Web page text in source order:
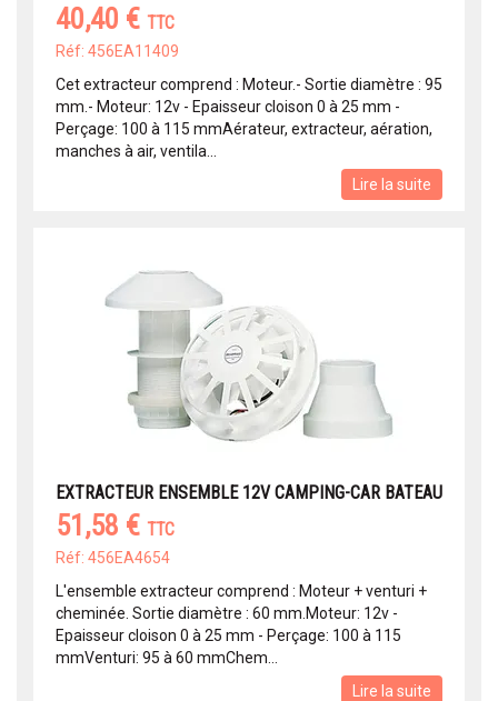
40,40 € TTC
Réf: 456EA11409
Cet extracteur comprend : Moteur.- Sortie diamètre : 95
mm.- Moteur: 12v - Epaisseur cloison 0 à 25 mm -
Perçage: 100 à 115 mmAérateur, extracteur, aération,
manches à air, ventila...
Lire la suite
EXTRACTEUR ENSEMBLE 12V CAMPING-CAR BATEAU
51,58 € TTC
Réf: 456EA4654
L'ensemble extracteur comprend : Moteur + venturi +
cheminée. Sortie diamètre : 60 mm.Moteur: 12v -
Epaisseur cloison 0 à 25 mm - Perçage: 100 à 115
mmVenturi: 95 à 60 mmChem...
Lire la suite